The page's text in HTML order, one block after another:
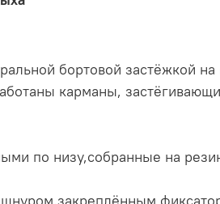
бортовой застёжкой
карманы,
по низу,собранные на